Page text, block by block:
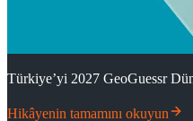
Türkiye’yi 2027 GeoGuessr
Hikâyenin tamamını okuyun